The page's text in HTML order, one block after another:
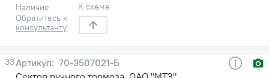
Наличие
Обратитесь к
консультанту
К схеме
33
70-3507021-Б